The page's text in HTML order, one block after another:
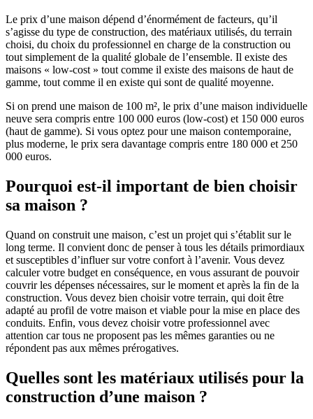
Le prix d’une maison dépend d’énormément de facteurs, qu’il
s’agisse du type de construction, des matériaux utilisés, du terrain
choisi, du choix du professionnel en charge de la construction ou
tout simplement de la qualité globale de l’ensemble. Il existe des
maisons « low-cost » tout comme il existe des maisons de haut de
gamme, tout comme il en existe qui sont de qualité moyenne.
Si on prend une maison de 100 m², le prix d’une maison individuelle
neuve sera compris entre 100 000 euros (low-cost) et 150 000 euros
(haut de gamme). Si vous optez pour une maison contemporaine,
plus moderne, le prix sera davantage compris entre 180 000 et 250
000 euros.
Pourquoi est-il important de bien choisir
sa maison ?
Quand on construit une maison, c’est un projet qui s’établit sur le
long terme. Il convient donc de penser à tous les détails primordiaux
et susceptibles d’influer sur votre confort à l’avenir. Vous devez
calculer votre budget en conséquence, en vous assurant de pouvoir
couvrir les dépenses nécessaires, sur le moment et après la fin de la
construction. Vous devez bien choisir votre terrain, qui doit être
adapté au profil de votre maison et viable pour la mise en place des
conduits. Enfin, vous devez choisir votre professionnel avec
attention car tous ne proposent pas les mêmes garanties ou ne
répondent pas aux mêmes prérogatives.
Quelles sont les matériaux utilisés pour la
construction d’une maison ?